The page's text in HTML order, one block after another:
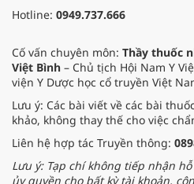
Hotline: 0949.737.666
Cố vấn chuyên môn: Thầy thuốc
Việt Bình – Chủ tịch Hội Nam Y
viện Y Dược học cổ truyền Việt
Lưu ý: Các bài viết về các bài
khảo, không thay thế cho việc
Liên hệ hợp tác Truyền thông:
Lưu ý: Tạp chí không tiếp nhận
ủy quyền cho bất kỳ tài khoản,